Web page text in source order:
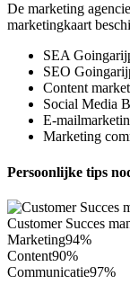
De marketing
marketingkaart
SEA
SEO
Content
Social Media
E-
Marketing
Persoonlijke tips
Customer Succes
Marketing94%
Content90%
Communicatie97%